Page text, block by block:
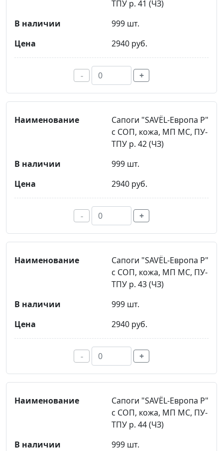
ТПУ р. 41 (ЧЗ)
999 шт.
2940 руб.
- +
Сапоги "SAVЁL-Европа Р"
с СОП, кожа, МП МС, ПУ-
ТПУ р. 42 (ЧЗ)
999 шт.
2940 руб.
- +
Сапоги "SAVЁL-Европа Р"
с СОП, кожа, МП МС, ПУ-
ТПУ р. 43 (ЧЗ)
999 шт.
2940 руб.
- +
Сапоги "SAVЁL-Европа Р"
с СОП, кожа, МП МС, ПУ-
ТПУ р. 44 (ЧЗ)
999 шт.